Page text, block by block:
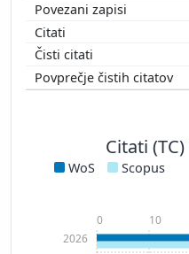
Citati
WoS Scopus
2026
0 10